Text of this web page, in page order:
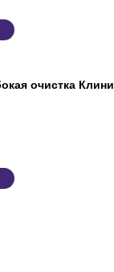
очистка Клини